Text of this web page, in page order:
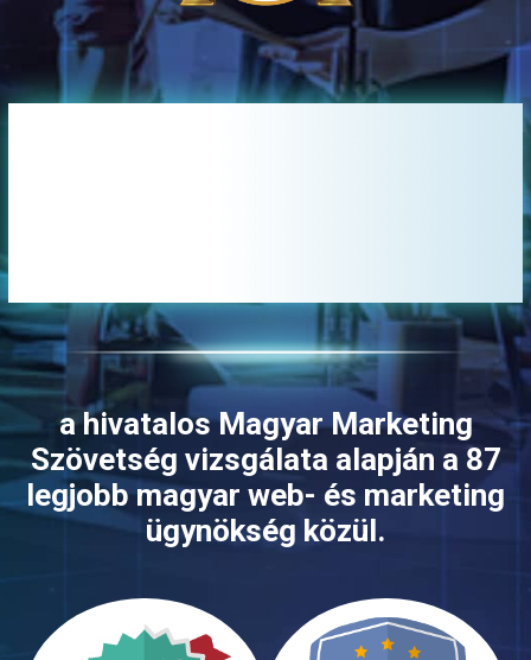
a hivatalos Magyar Marketing
Szövetség vizsgálata alapján a 87
legjobb magyar web- és marketing
ügynökség közül.